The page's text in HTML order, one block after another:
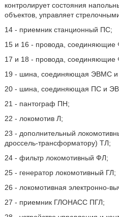
контролирует состояния
объектов, управляет
14 - приемник станционный ПС;
15 и 16 - провода, соединяющие
17 и 18 - провода,
19 - шина, соединяющая ЭВМС и
20 - шина, соединяющая ПС и
21 - пантограф ПН;
22 - локомотив Л;
23 - дополнительный
дроссель-трансформатору) ТЛ;
24 - фильтр локомотивный ФЛ;
25 - генератор локомотивный ГЛ;
26 - локомотивная электронно-
27 - приемник ГЛОНАСС ПГЛ;